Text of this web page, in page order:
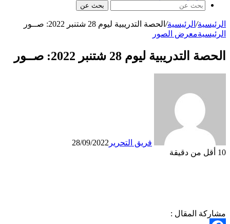
بحث عن
الرئيسية/ الرئيسية/ الحصة التدريبية ليوم 28 شتنبر 2022: صــور
الرئيسيةمعرض الصور
الحصة التدريبية ليوم 28 شتنبر 2022: صــور
فريق التحرير 28/09/2022
10 أقل من دقيقة
مشاركة المقال :